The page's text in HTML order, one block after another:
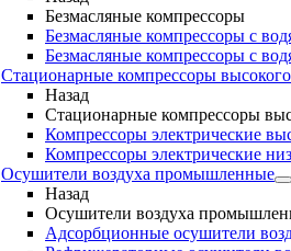
Безмасляные компрессоры
Безмасляные компрессоры с
Безмасляные компрессоры с
Стационарные компрессоры
Назад
Стационарные компрессоры
Компрессоры электрические
Компрессоры электрические
Осушители воздуха промышленные
Назад
Осушители воздуха
Адсорбционные осушители